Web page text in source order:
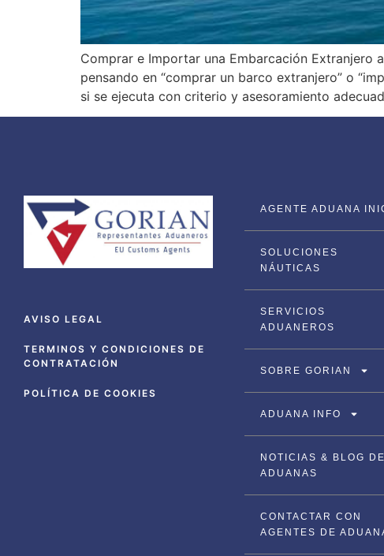
Comprar e Importar una Embarcación Extranjero
pensando en “comprar un barco extranjero” o
si se ejecuta con criterio y asesoramiento
AVISO LEGAL
TERMINOS Y CONDICIONES DE
CONTRATACIÓN
POLÍTICA DE COOKIES
AGENTE ADUANA
SOLUCIONES
NÁUTICAS
SERVICIOS
ADUANEROS
SOBRE GORIAN
ADUANA INFO
NOTICIAS & BLOG DE
ADUANAS
CONTACTAR CON
AGENTES DE